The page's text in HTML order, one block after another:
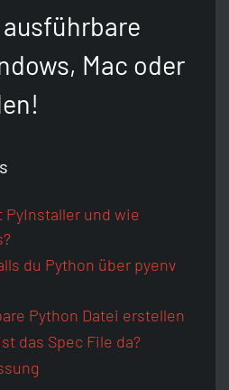
Mac oder
PyInstaller und wie
du Python über pyenv
Python Datei erstellen
das Spec File da?